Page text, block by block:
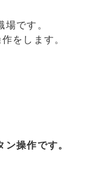
です。
をします。
ン操作です。